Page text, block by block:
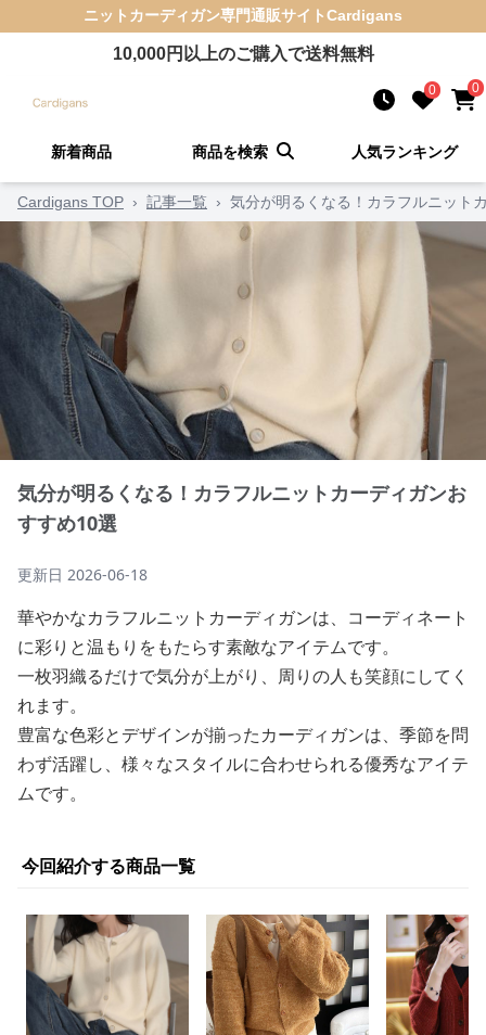
ニットカーディガン専門通販サイトCardigans
10,000円以上のご購入で送料無料
0 0
新着商品 商品を検索 人気ランキング
Cardigans TOP › 記事一覧 › 気分が明るくなる！カラフルニット
気分が明るくなる！カラフルニットカーディガンお
すすめ10選
更新日 2026-06-18
華やかなカラフルニットカーディガンは、コーディネート
に彩りと温もりをもたらす素敵なアイテムです。
一枚羽織るだけで気分が上がり、周りの人も笑顔にしてく
れます。
豊富な色彩とデザインが揃ったカーディガンは、季節を問
わず活躍し、様々なスタイルに合わせられる優秀なアイテ
ムです。
今回紹介する商品一覧